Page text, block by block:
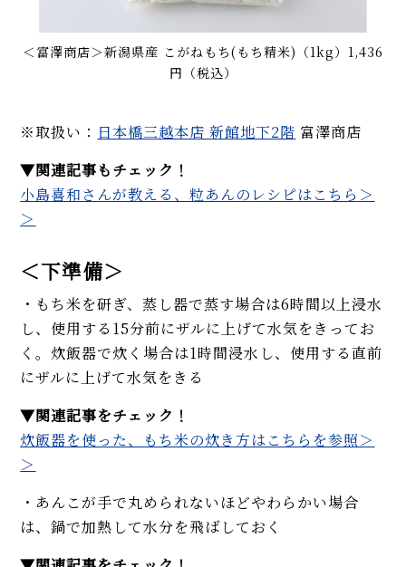
＜富澤商店＞新潟県産 こがねもち(もち精米)（1kg）1,436
円（税込）
※取扱い： 日本橋三越本店 新館地下2階 富澤商店
▼関連記事もチェック！
小島喜和さんが教える、粒あんのレシピはこちら＞
＞
＜下準備＞
・もち米を研ぎ、蒸し器で蒸す場合は6時間以上浸水
し、使用する15分前にザルに上げて水気をきってお
く。炊飯器で炊く場合は1時間浸水し、使用する直前
にザルに上げて水気をきる
▼関連記事をチェック！
炊飯器を使った、もち米の炊き方はこちらを参照＞
＞
・あんこが手で丸められないほどやわらかい場合
は、鍋で加熱して水分を飛ばしておく